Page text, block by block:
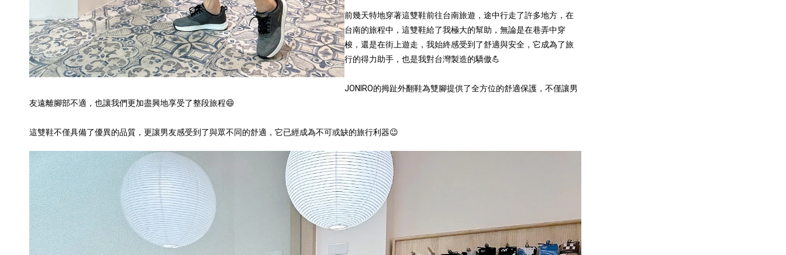
前幾天特地穿著這雙鞋前往台南旅遊，途中行走了許多地方，在
台南的旅程中，這雙鞋給了我極大的幫助，無論是在巷弄中穿
梭，還是在街上遊走，我始終感受到了舒適與安全，它成為了旅
行的得力助手，也是我對台灣製造的驕傲💪
JONIRO的拇趾外翻鞋為雙腳提供了全方位的舒適保護，不僅讓男
友遠離腳部不適，也讓我們更加盡興地享受了整段旅程😄
這雙鞋不僅具備了優異的品質，更讓男友感受到了與眾不同的舒適，它已經成為不可或缺的旅行利器😉